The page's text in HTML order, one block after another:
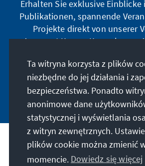
Erhalten Sie exklusive
Publikationen, spannende
Projekte direkt von unserer
Annegret Kramp-Karrenbauer.
auf dem
Jetzt
Nasza misja
Ta witryna korzysta z plików
niezbędne do jej działania i
bezpieczeństwa. Ponadto
anonimowe dane
statystycznej i wyświetlania
z witryn zewnętrznych.
plików cookie można zmienić
momencie. Dowiedz się więcej